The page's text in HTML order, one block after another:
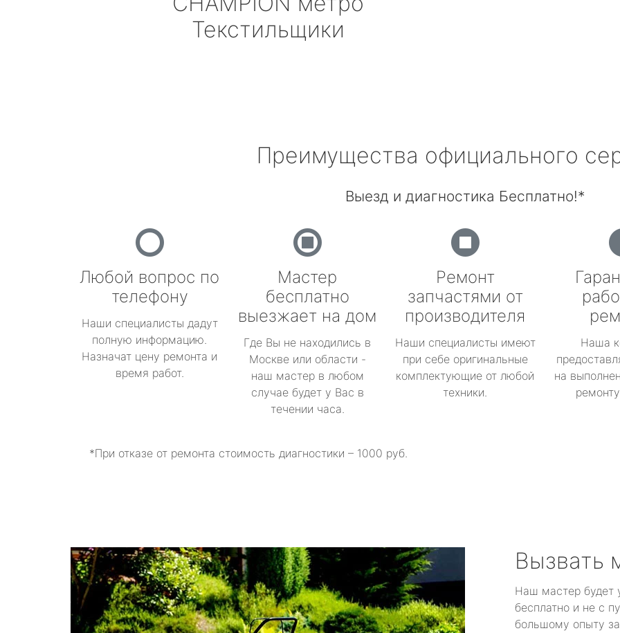
Текстильщики
Преимущества официального
Выезд и диагностика Бесплатно!*
Любой вопрос по
телефону
Наши специалисты дадут
полную информацию.
Назначат цену ремонта и
время работ.
Мастер
бесплатно
выезжает на дом
Где Вы не находились в
Москве или области -
наш мастер в любом
случае будет у Вас в
течении часа.
Ремонт
запчастями от
производителя
Наши специалисты имеют
при себе оригинальные
комплектующие от любой
техники.
Наша
на
*При отказе от ремонта стоимость диагностики – 1000 руб.
Вызвать
Наш мастер будет
бесплатно и не с
большому опыту